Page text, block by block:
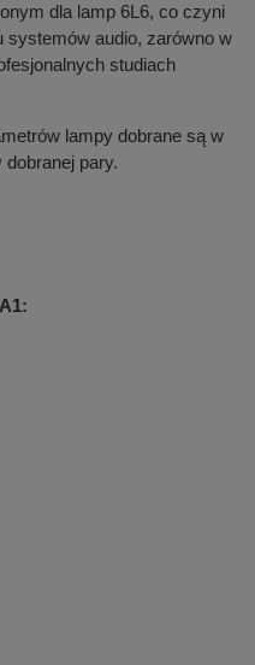
dla lamp 6L6, co czyni
systemów audio, zarówno w
studiach
lampy dobrane są w
pary.